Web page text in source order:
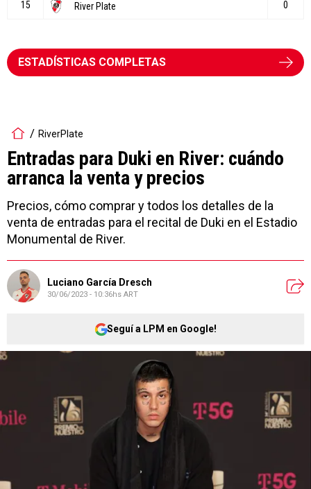
ESTADÍSTICAS COMPLETAS
RiverPlate
Entradas para Duki en River: cuándo
arranca la venta y precios
Precios, cómo comprar y todos los detalles de la
venta de entradas para el recital de Duki en el Estadio
Monumental de River.
Luciano García Dresch
30/06/2023 - 10:36hs ART
Seguí a LPM en Google!